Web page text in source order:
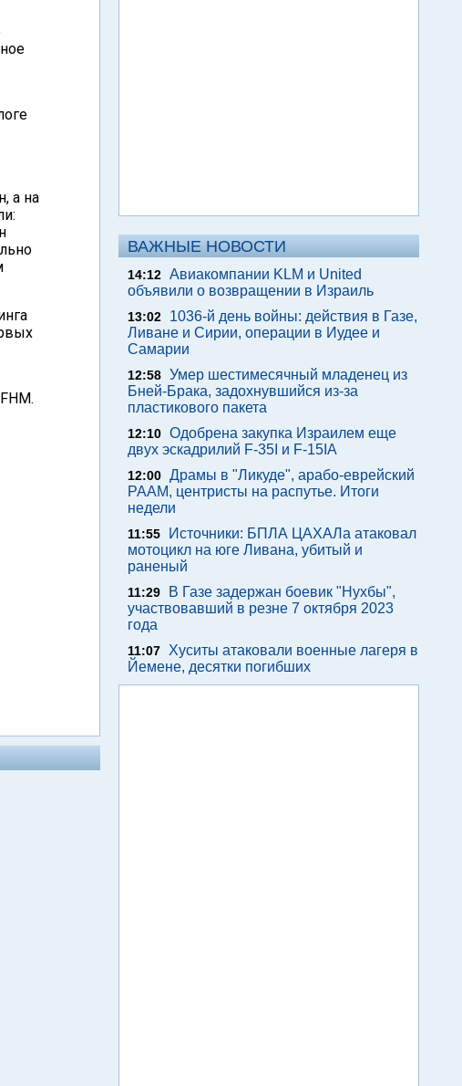
а на
ВАЖНЫЕ НОВОСТИ
14:12 Авиакомпании KLM и United
объявили о возвращении в Израиль
13:02
1036-й день войны: действия в Газе,
Ливане и Сирии, операции в Иудее и
Самарии
12:58 Умер шестимесячный младенец из
Бней-Брака, задохнувшийся из-за
пластикового пакета
12:10 Одобрена закупка Израилем еще
двух эскадрилий F-35I и F-15IA
12:00 Драмы в "Ликуде", арабо-еврейский
РААМ, центристы на распутье. Итоги
недели
11:55
Источники: БПЛА ЦАХАЛа атаковал
мотоцикл на юге Ливана, убитый и
раненый
11:29
В Газе задержан боевик "Нухбы",
участвовавший в резне 7 октября 2023
года
11:07
Хуситы атаковали военные лагеря в
Йемене, десятки погибших